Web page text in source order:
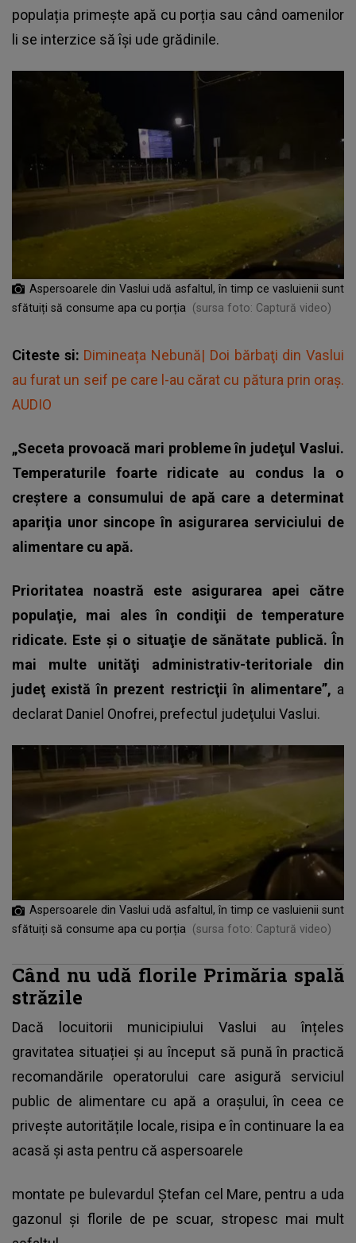
populația primește apă cu porția sau când oamenilor
li se interzice să își ude grădinile.
Aspersoarele din Vaslui udă asfaltul, în timp ce vasluienii sunt
sfătuiți să consume apa cu porția
(sursa foto: Captură video)
Citeste si: Dimineața Nebună| Doi bărbaţi din Vaslui
au furat un seif pe care l-au cărat cu pătura prin oraș.
AUDIO
„Seceta provoacă mari probleme în judeţul Vaslui.
Temperaturile foarte ridicate au condus la o
creştere a consumului de apă care a determinat
apariţia unor sincope în asigurarea serviciului de
alimentare cu apă.
Prioritatea noastră este asigurarea apei către
populaţie, mai ales în condiţii de temperature
ridicate. Este şi o situaţie de sănătate publică. În
mai multe unităţi administrativ-teritoriale din
judeţ există în prezent restricţii în alimentare”, a
declarat Daniel Onofrei, prefectul judeţului Vaslui.
Aspersoarele din Vaslui udă asfaltul, în timp ce vasluienii sunt
sfătuiți să consume apa cu porția (sursa foto: Captură video)
Când nu udă florile Primăria spală
străzile
Dacă locuitorii municipiului Vaslui au înțeles
gravitatea situației și au început să pună în practică
recomandările operatorului care asigură serviciul
public de alimentare cu apă a orașului, în ceea ce
privește autoritățile locale, risipa e în continuare la ea
acasă și asta pentru că aspersoarele
montate pe bulevardul Ștefan cel Mare, pentru a uda
gazonul și florile de pe scuar, stropesc mai mult